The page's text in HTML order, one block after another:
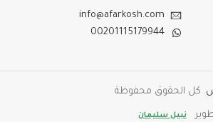
info@afarkosh.com
00201115179944
. كل الحقوق محفوظة
نبيل سليمان